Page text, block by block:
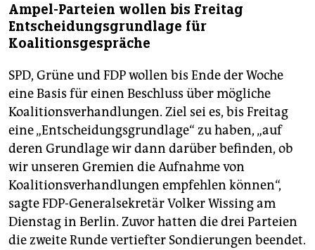
fragen & hilfe
unterstützen
genossenschaft
epaper login
Ampel-Parteien wollen bis Freitag
Entscheidungsgrundlage für
Koalitionsgespräche
SPD, Grüne und FDP wollen bis Ende der Woche
eine Basis für einen Beschluss über mögliche
Koalitionsverhandlungen. Ziel sei es, bis Freitag
eine „Entscheidungsgrundlage“ zu haben, „auf
deren Grundlage wir dann darüber befinden, ob
wir unseren Gremien die Aufnahme von
Koalitionsverhandlungen empfehlen können“,
sagte FDP-Generalsekretär Volker Wissing am
Dienstag in Berlin. Zuvor hatten die drei Parteien
die zweite Runde vertiefter Sondierungen beendet.